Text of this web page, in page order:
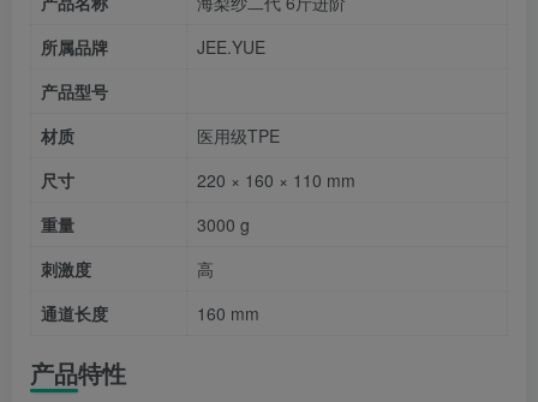
所属品牌
JEE.YUE
产品型号
材质
医用级TPE
尺寸
220 × 160 × 110 mm
重量
3000 g
刺激度
高
通道长度
160 mm
产品特性